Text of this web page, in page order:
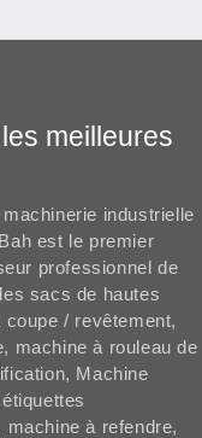
meilleures
industrielle
est le premier
professionnel de
sacs de hautes
/ revêtement,
machine à rouleau de
Machine
à refendre,